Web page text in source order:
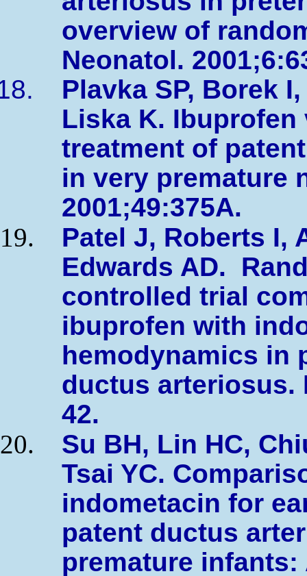
overview of
Neonatol.
Plavka SP, Borek
Liska K.
treatment of
in very premature
2001;49:375A.
Patel J, Roberts I,
Edwards AD.
controlled trial
ibuprofen with
hemodynamics in
ductus arteriosus.
42.
Su BH, Lin HC,
Tsai YC.
indometacin for
patent ductus
premature